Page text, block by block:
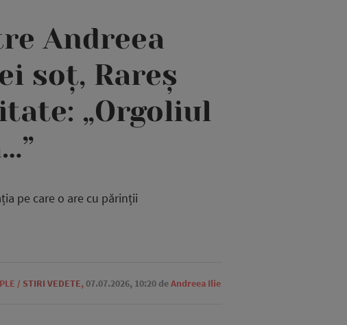
Andreea
soț, Rareș
„Orgoliul
pe care o are cu părinții
/ STIRI VEDETE,07.07.2026, 10:20 deAndreea Ilie